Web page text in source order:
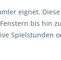
eignet.
bis hin
Spielstunden